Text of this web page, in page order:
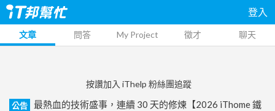
登入
文章 問答 My Project 徵才 聊天
按讚加入 iThelp 粉絲團追蹤
公告
最熱血的技術盛事，連續 30 天的修煉【2026 iThome 鐵